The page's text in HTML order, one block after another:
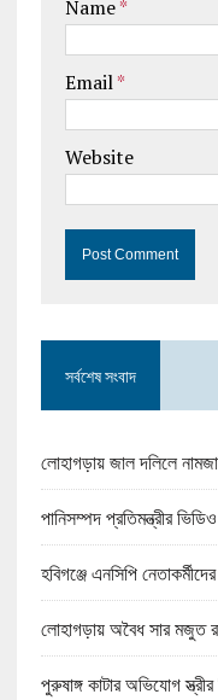
Name*
Email*
Website
সর্বশেষ সংবাদ
লোহাগড়ায় জাল দলিলে
পানিসম্পদ প্রতিমন্ত্রীর
হবিগঞ্জে এনসিপি
লোহাগড়ায় অবৈধ সার মজুত
পুরুষাঙ্গ কাটার অভিযোগ